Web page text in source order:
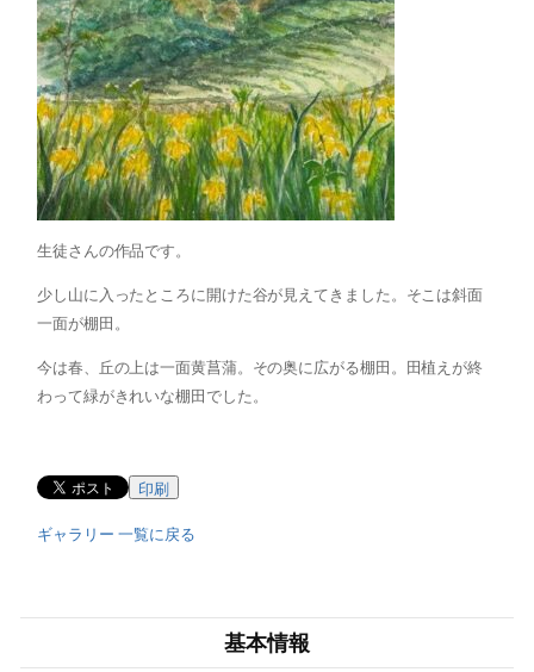
生徒さんの作品です。
少し山に入ったところに開けた谷が見えてきました。そこは斜面
一面が棚田。
今は春、丘の上は一面黄菖蒲。その奥に広がる棚田。田植えが終
わって緑がきれいな棚田でした。
印刷
ギャラリー 一覧に戻る
基本情報